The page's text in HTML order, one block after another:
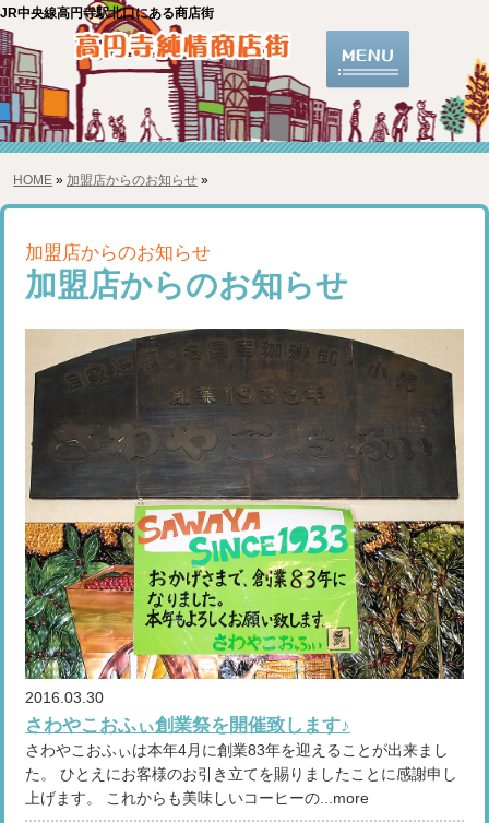
JR中央線高円寺駅北口にある商店街
HOME » 加盟店からのお知らせ»
加盟店からのお知らせ
加盟店からのお知らせ
2016.03.30
さわやこおふぃ創業祭を開催致します♪
さわやこおふぃは本年4月に創業83年を迎えることが出来まし
た。 ひとえにお客様のお引き立てを賜りましたことに感謝申し
上げます。 これからも美味しいコーヒーの...more